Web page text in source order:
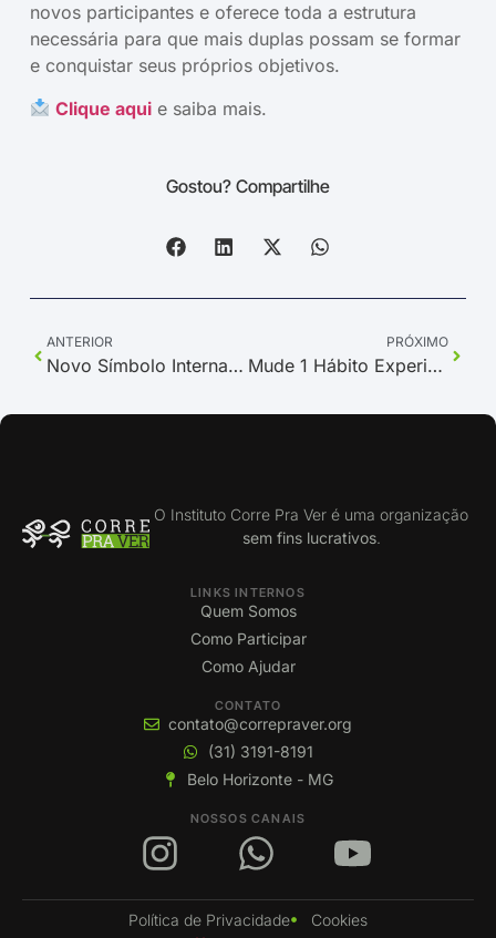
novos participantes e oferece toda a estrutura
necessária para que mais duplas possam se formar
e conquistar seus próprios objetivos.
Clique aqui e saiba mais.
Gostou? Compartilhe
ANTERIOR
Novo Símbolo Internacional de Acessibilidade: Um Marco para a Inclusão
PRÓXIMO
Mude 1 Hábito Experience Mostrou o Poder do Esporte na Inclusão e na Qualidade de Vida
O Instituto Corre Pra Ver é uma organização
sem fins lucrativos.
LINKS INTERNOS
Quem Somos
Como Participar
Como Ajudar
CONTATO
contato@correpraver.org
(31) 3191-8191
Belo Horizonte - MG
NOSSOS CANAIS
Política de Privacidade
Cookies